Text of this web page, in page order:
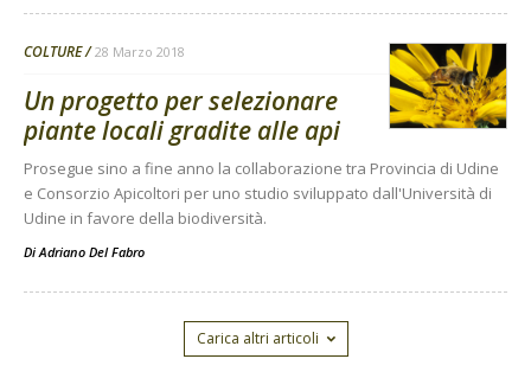
COLTURE 28 Marzo 2018
Un progetto per selezionare
piante locali gradite alle api
Prosegue sino a fine anno la collaborazione tra Provincia di Udine
e Consorzio Apicoltori per uno studio sviluppato dall'Università di
Udine in favore della biodiversità.
DiAdriano Del Fabro
Carica altri articoli